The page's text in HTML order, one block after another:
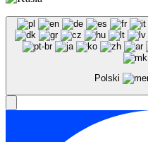
Polski